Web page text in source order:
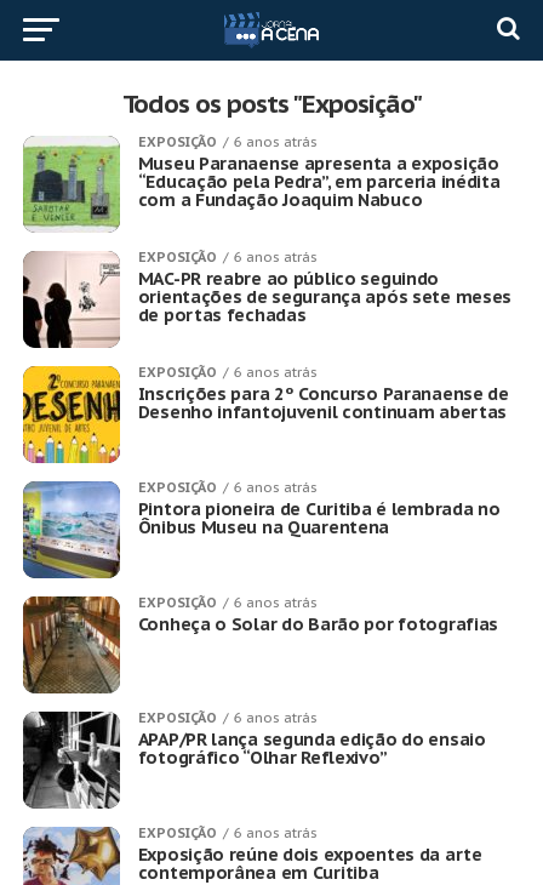
Todos os posts "Exposição"
EXPOSIÇÃO 6 anos atrás
Museu Paranaense apresenta a exposição
“Educação pela Pedra”, em parceria inédita
com a Fundação Joaquim Nabuco
EXPOSIÇÃO 6 anos atrás
MAC-PR reabre ao público seguindo
orientações de segurança após sete meses
de portas fechadas
EXPOSIÇÃO 6 anos atrás
Inscrições para 2º Concurso Paranaense de
Desenho infantojuvenil continuam abertas
EXPOSIÇÃO 6 anos atrás
Pintora pioneira de Curitiba é lembrada no
Ônibus Museu na Quarentena
EXPOSIÇÃO 6 anos atrás
Conheça o Solar do Barão por fotografias
EXPOSIÇÃO 6 anos atrás
APAP/PR lança segunda edição do ensaio
fotográfico “Olhar Reflexivo”
EXPOSIÇÃO 6 anos atrás
Exposição reúne dois expoentes da arte
contemporânea em Curitiba